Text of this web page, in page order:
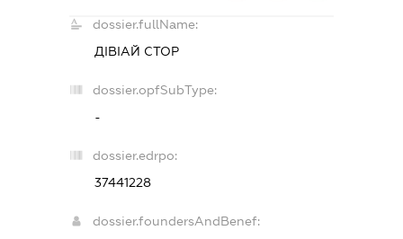
dossier.fullName:
ДІВІАЙ СТОР
dossier.opfSubType:
-
dossier.edrpo:
37441228
dossier.foundersAndBenef: